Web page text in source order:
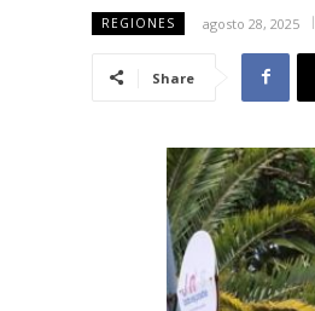
REGIONES agosto 28, 2025
Share